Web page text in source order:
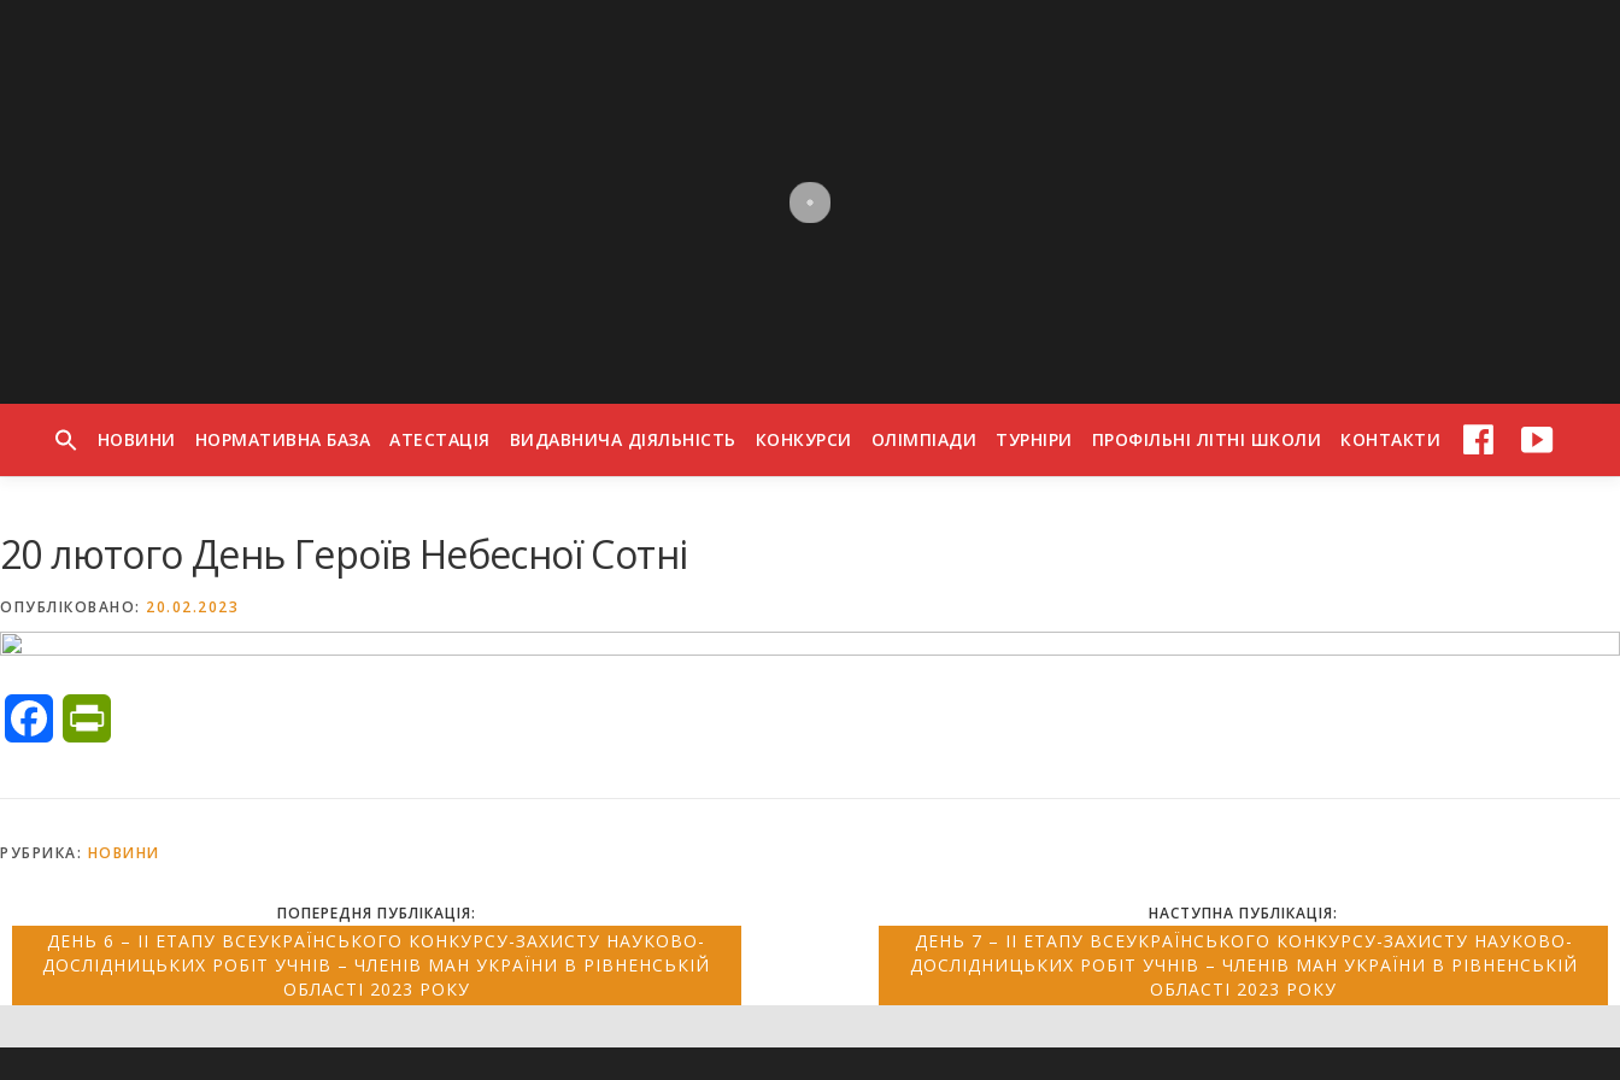
НОВИНИ НОРМАТИВНА БАЗА АТЕСТАЦІЯ ВИДАВНИЧА ДІЯЛЬНІСТЬ КОНКУРСИ ОЛІМПІАДИ ТУРНІРИ ПРОФІЛЬНІ ЛІТНІ ШКОЛИ КОНТАКТИ FACEBOOK
20 лютого День Героїв Небесної Сотні
ОПУБЛІКОВАНО: 20.02.2023
Facebook
РУБРИКА: НОВИНИ
ПОПЕРЕДНЯ ПУБЛІКАЦІЯ:
ДЕНЬ 6 – ІІ ЕТАПУ ВСЕУКРАЇНСЬКОГО КОНКУРСУ-ЗАХИСТУ НАУКОВО-
ДОСЛІДНИЦЬКИХ РОБІТ УЧНІВ – ЧЛЕНІВ МАН УКРАЇНИ В РІВНЕНСЬКІЙ
ОБЛАСТІ 2023 РОКУ
НАСТУПНА ПУБЛІКАЦІЯ:
ДЕНЬ 7 – ІІ ЕТАПУ ВСЕУКРАЇНСЬКОГО КОНКУРСУ-ЗАХИСТУ НАУКОВО-
ДОСЛІДНИЦЬКИХ РОБІТ УЧНІВ – ЧЛЕНІВ МАН УКРАЇНИ В РІВНЕНСЬКІЙ
ОБЛАСТІ 2023 РОКУ